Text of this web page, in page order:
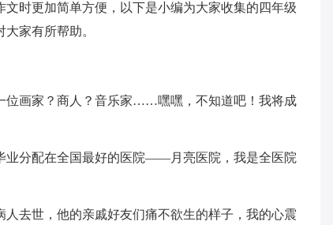
时更加简单方便，以下是小编为大家收集的四年级
家有所帮助。
位画家？商人？音乐家……嘿嘿，不知道吧！我将成
业分配在全国最好的医院——月亮医院，我是全医院
去世，他的亲戚好友们痛不欲生的样子，我的心震